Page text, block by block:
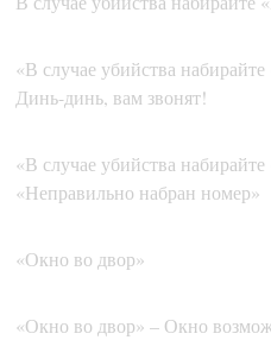
«В случае убийства
Динь-динь, вам звонят!
«В случае убийства
«Неправильно набран номер»
«Окно во двор»
«Окно во двор» – Окно